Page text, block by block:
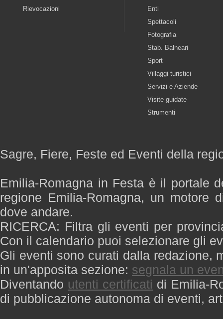
Rievocazioni
Enti
Spettacoli
Fotografia
Stab. Balneari
Sport
Villaggi turistici
Servizi e Aziende
Visite guidate
Strumenti
Sagre, Fiere, Feste ed Eventi della
Emilia-Romagna in Festa è il portale
regione Emilia-Romagna, un motore
dove andare.
RICERCA: Filtra gli eventi per
Con il calendario puoi selezionare gli
Gli eventi sono curati dalla redazione,
in un'apposita sezione: segnala un
Diventando utenti certificati di Emilia-
di pubblicazione autonoma di eventi,